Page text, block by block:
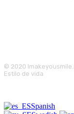
© 2020
Estilo de vida
Spanish